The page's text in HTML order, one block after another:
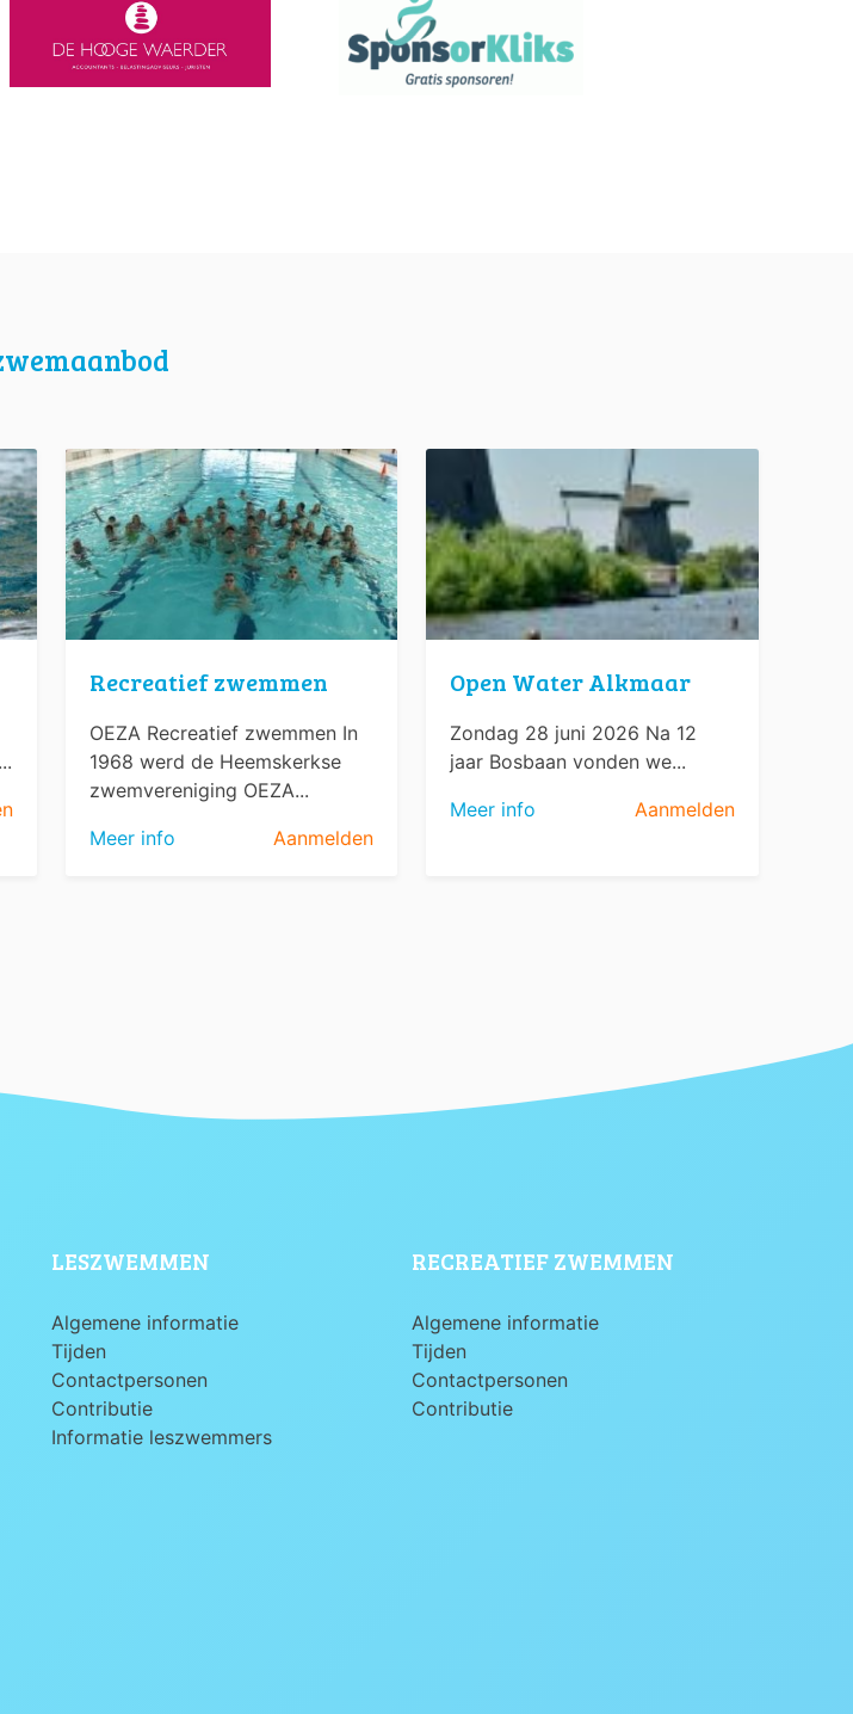
Recreatief zwemmen
OEZA Recreatief zwemmen In
1968 werd de Heemskerkse
zwemvereniging OEZA...
Meer info
Aanmelden
Open Water Alkmaar
Zondag 28 juni 2026 Na 12
jaar Bosbaan vonden we...
Meer info
Aanmelden
LESZWEMMEN
Algemene informatie
Tijden
Contactpersonen
Contributie
Informatie leszwemmers
RECREATIEF ZWEMMEN
Algemene informatie
Tijden
Contactpersonen
Contributie